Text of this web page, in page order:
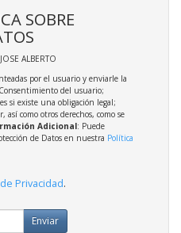
SOBRE
ALBERTO
por el usuario y enviarle la
del usuario;
si existe una obligación legal;
así como otros derechos, como se
Adicional: Puede
de Datos en nuestra Política
Privacidad.
Enviar